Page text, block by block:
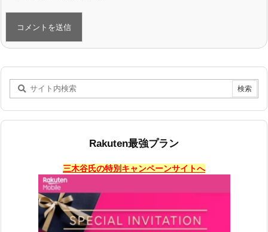
Rakuten最強プラン
三木谷氏の特別キャンペーンサイトへ